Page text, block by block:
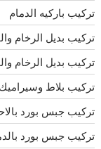
تركيب باركيه الدمام
تركيب بديل الرخام
تركيب بديل الرخام
تركيب بلاط وسيراميك
تركيب جبس بورد
تركيب جبس بورد